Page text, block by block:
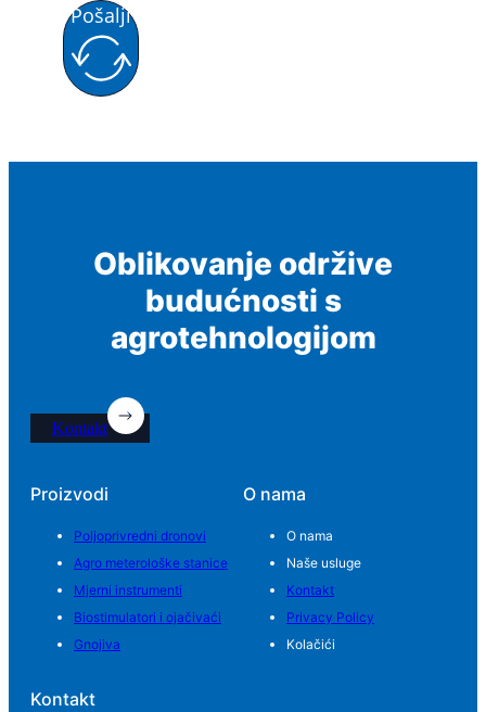
Pošalji
Oblikovanje održive
budućnosti s
agrotehnologijom
Kontakt
Proizvodi
Poljoprivredni dronovi
Agro meterološke stanice
Mjerni instrumenti
Biostimulatori i ojačivaći
Gnojiva
O nama
O nama
Naše usluge
Kontakt
Privacy Policy
Kolačići
Kontakt